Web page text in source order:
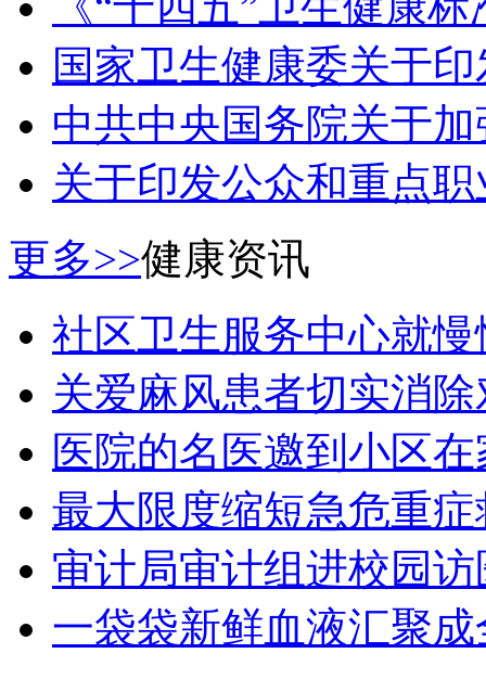
国家卫生健康委关于印
中共中央国务院关于
关于印发公众和重点
更多>>健康资讯
社区卫生服务中心就
关爱麻风患者切实消
医院的名医邀到小区
最大限度缩短急危重
审计局审计组进校园
一袋袋新鲜血液汇聚